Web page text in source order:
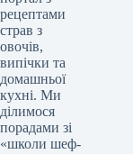
рецептами
страв з
овочів,
випічки та
домашньої
кухні. Ми
ділимося
порадами зі
«школи шеф-